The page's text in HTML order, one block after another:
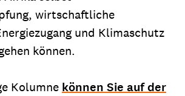
wirtschaftliche
und Klimaschutz
können.
Kolumne können Sie auf der